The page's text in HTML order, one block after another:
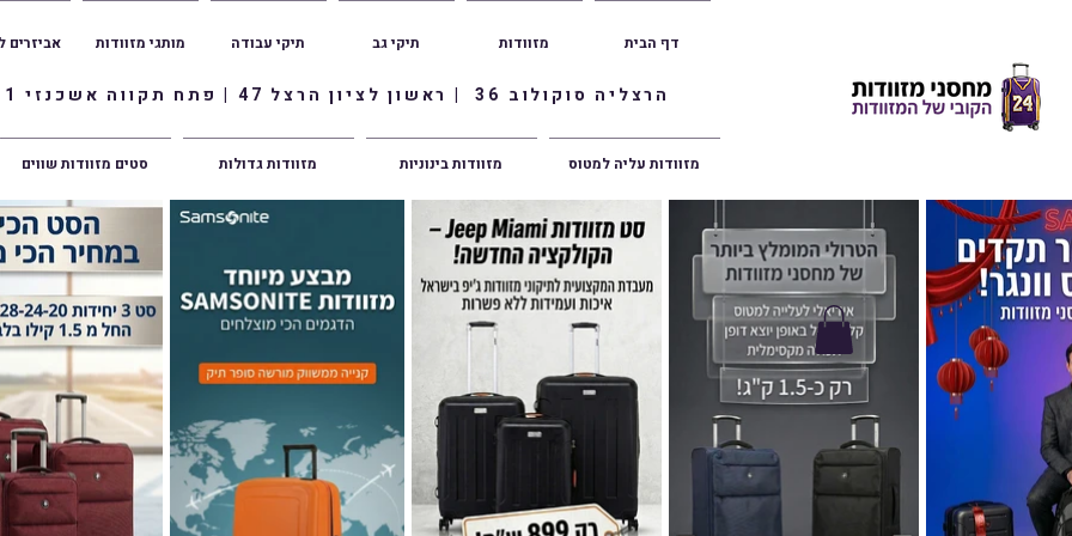
הרצליה סוקולוב 36 | ראשון לציון הרצל 47 | פתח תקווה אשכנזי 1
אביזרים מותגי מזוודות תיקי עבודה תיקי גב מזוודות דף הבית
סטים מזוודות שווים מזוודות גדולות מזוודות בינוניות מזוודות עליה למטוס